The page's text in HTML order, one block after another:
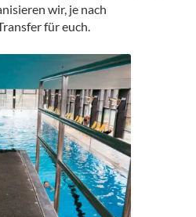
wir, je nach
für euch.